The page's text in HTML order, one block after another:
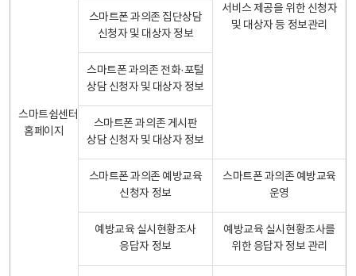
스마트쉼센터
홈페이지
서비스 제공을 위한 신청자
및 대상자 등 정보관리
스마트폰 과의존 집단상담
신청자 및 대상자 정보
스마트폰 과의존 전화·포털
상담 신청자 및 대상자 정보
스마트폰 과의존 게시판
상담 신청자 및 대상자 정보
스마트폰 과의존 예방교육
신청자 정보
스마트폰 과의존 예방교육
운영
예방교육 실시현황조사
응답자 정보
예방교육 실시현황조사를
위한 응답자 정보 관리